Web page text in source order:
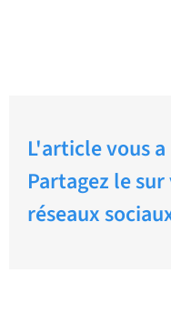
L'article vous
Partagez le sur
réseaux